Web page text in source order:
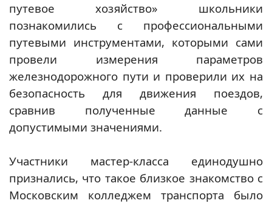
путевое хозяйство» школьники
познакомились с профессиональными
путевыми инструментами, которыми сами
провели измерения параметров
железнодорожного пути и проверили их на
безопасность для движения поездов,
сравнив полученные данные с
допустимыми значениями.
Участники мастер-класса единодушно
признались, что такое близкое знакомство с
Московским колледжем транспорта было